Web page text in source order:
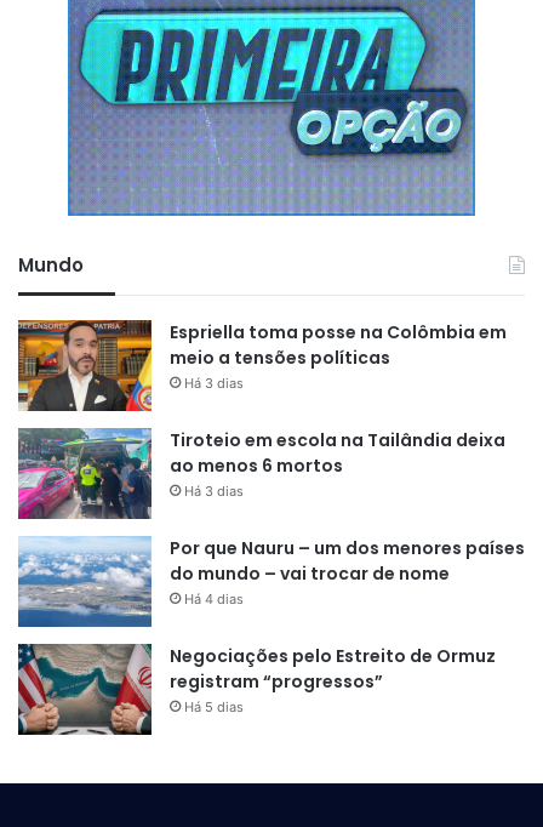
Mundo
Espriella toma posse na Colômbia em
meio a tensões políticas
Há 3 dias
Tiroteio em escola na Tailândia deixa
ao menos 6 mortos
Há 3 dias
Por que Nauru – um dos menores países
do mundo – vai trocar de nome
Há 4 dias
Negociações pelo Estreito de Ormuz
registram “progressos”
Há 5 dias